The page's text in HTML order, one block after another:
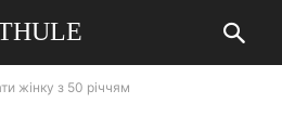
жінку з 50 річчям